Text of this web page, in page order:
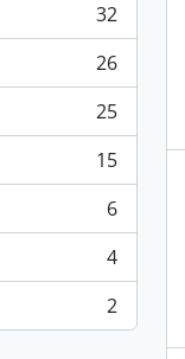
32
26
25
15
6
4
2